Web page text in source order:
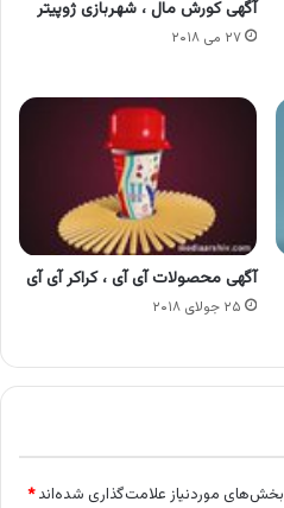
آگهی کورش مال ، شهربازی ژوپیتر
۲۷ می ۲۰۱۸
آگهی محصولات آی آی ، کراکر آی آی
۲۵ جولای ۲۰۱۸
بخش‌های موردنیاز علامت‌گذاری شده‌اند*